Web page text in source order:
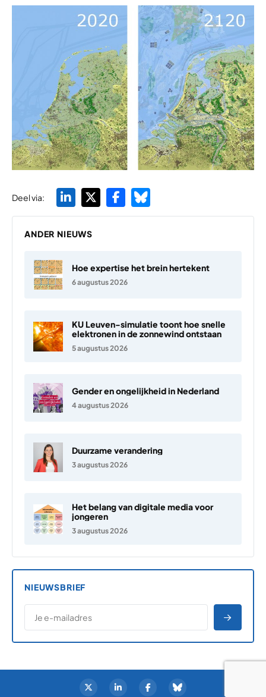
Deel via:
ANDER NIEUWS
Hoe expertise het brein hertekent
6 augustus 2026
KU Leuven-simulatie toont hoe snelle
elektronen in de zonnewind ontstaan
5 augustus 2026
Gender en ongelijkheid in Nederland
4 augustus 2026
Duurzame verandering
3 augustus 2026
Het belang van digitale media voor
jongeren
3 augustus 2026
NIEUWSBRIEF
E-MAILADRES
*